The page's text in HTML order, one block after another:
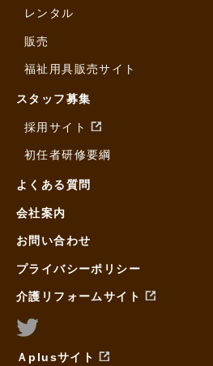
レンタル
販売
福祉用具販売サイト
スタッフ募集
採用サイト
初任者研修要綱
よくある質問
会社案内
お問い合わせ
プライバシーポリシー
介護リフォームサイト
Ａplusサイト